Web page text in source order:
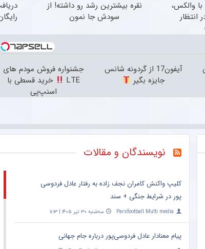
والکس،
انتظار
نقره بیشترین رشد رو داشته! از
سودش جا نمون
آیفون17 از گردونه شانس
جایزه بگیر
جشنواره فروش مودم های
LTE
خرید قسطی با
اسنپ‌پی
نویسندگان و مقالات
کلیپ واکنش کامران نجف زاده به رفتار عادل فردوسی
پور در شرایط جنگی + سند
Parsfootball Multi media سه‌شنبه ۳۰ تیر ۱۴۰۵ | ۱۱:۱۳
پیام معنادار عادل فردوسی‌پور درباره جام جهانی